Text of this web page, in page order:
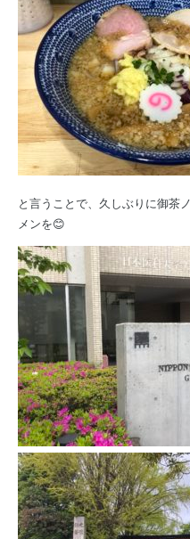
と言うことで、久しぶりに御茶
メンを😊